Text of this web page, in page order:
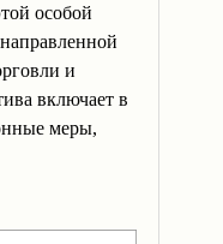
особой
и
включает в
меры,